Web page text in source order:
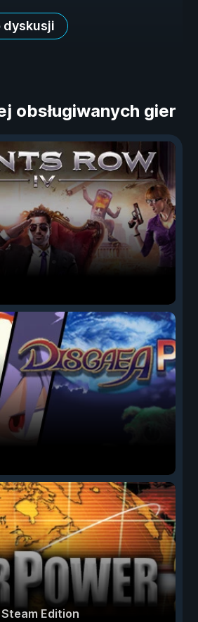
dyskusji
obsługiwanych gier
Edition